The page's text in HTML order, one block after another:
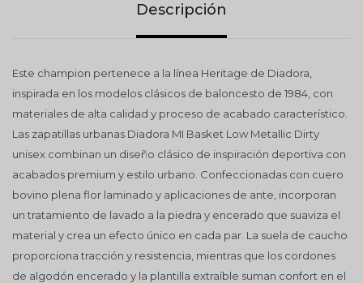
Descripción
Este champion pertenece a la línea Heritage de Diadora,
inspirada en los modelos clásicos de baloncesto de 1984, con
materiales de alta calidad y proceso de acabado característico.
Las zapatillas urbanas Diadora MI Basket Low Metallic Dirty
unisex combinan un diseño clásico de inspiración deportiva con
acabados premium y estilo urbano. Confeccionadas con cuero
bovino plena flor laminado y aplicaciones de ante, incorporan
un tratamiento de lavado a la piedra y encerado que suaviza el
material y crea un efecto único en cada par. La suela de caucho
proporciona tracción y resistencia, mientras que los cordones
de algodón encerado y la plantilla extraíble suman confort en el